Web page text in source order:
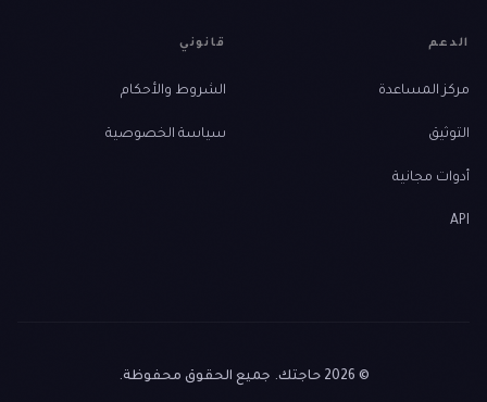
الدعم
مركز المساعدة
التوثيق
أدوات مجانية
API
قانوني
الشروط والأحكام
سياسة الخصوصية
© 2026 حاجتك. جميع الحقوق محفوظة.